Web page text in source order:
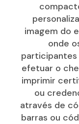
imagem do
onde
participantes
efetuar o
imprimir
ou
através de
barras ou